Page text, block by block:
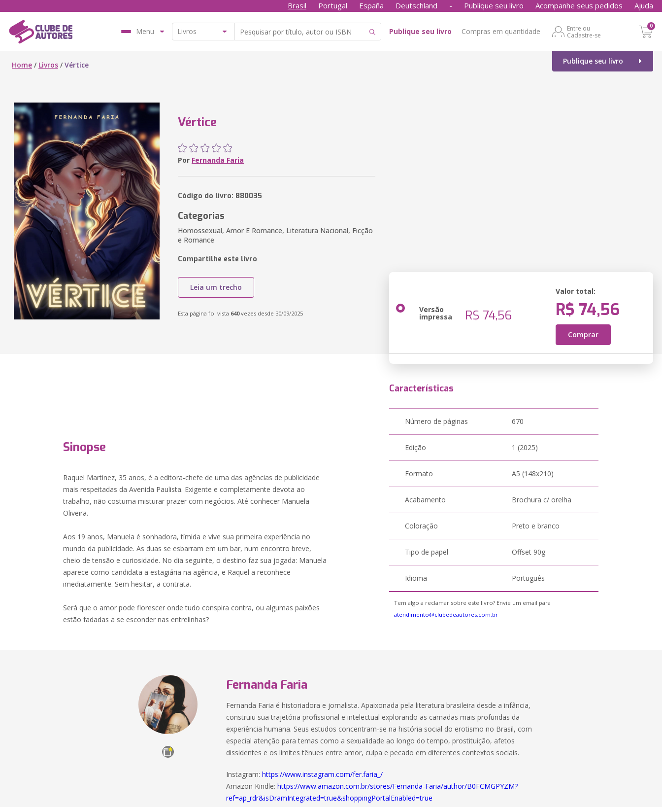
Brasil Portugal España Deutschland - Publique seu livro Acompanhe seus pedidos Ajuda
Menu Publique seu livro Compras em quantidade
Entre ou
Cadastre-se
0
Publique seu livro
Home / Livros /Vértice
Vértice
Por Fernanda Faria
Código do livro: 880035
Categorias
Homossexual, Amor E Romance, Literatura Nacional, Ficção
e Romance
Compartilhe este livro
Leia um trecho
Esta página foi vista 640vezes desde 30/09/2025 Versão
impressa R$ 74,56
Valor total:
R$ 74,56
Comprar
Sinopse
Raquel Martinez, 35 anos, é a editora-chefe de uma das agências de publicidade
mais respeitadas da Avenida Paulista. Exigente e completamente devota ao
trabalho, não costuma misturar prazer com negócios. Até conhecer Manuela
Oliveira.
Aos 19 anos, Manuela é sonhadora, tímida e vive sua primeira experiência no
mundo da publicidade. As duas se esbarram em um bar, num encontro breve,
cheio de tensão e curiosidade. No dia seguinte, o destino faz sua jogada: Manuela
aparece como candidata a estagiária na agência, e Raquel a reconhece
imediatamente. Sem hesitar, a contrata.
Será que o amor pode florescer onde tudo conspira contra, ou algumas paixões
estão fadadas a se esconder nas entrelinhas?
Características
Número de páginas 670
Edição 1 (2025)
Formato A5 (148x210)
Acabamento Brochura c/ orelha
Coloração Preto e branco
Tipo de papel Offset 90g
Idioma Português
Tem algo a reclamar sobre este livro? Envie um email para
atendimento@clubedeautores.com.br
Fernanda Faria
Fernanda Faria é historiadora e jornalista. Apaixonada pela literatura brasileira desde a infância,
construiu sua trajetória profissional e intelectual explorando as camadas mais profundas da
experiência humana. Seus estudos concentram-se na história social do erotismo no Brasil, com
especial atenção para temas como a sexualidade ao longo do tempo, prostituição, afetos
dissidentes e os limites tênues entre amor, culpa e pecado em diferentes contextos sociais.
Instagram:https://www.instagram.com/fer.faria_/
Amazon Kindle:https://www.amazon.com.br/stores/Fernanda-Faria/author/B0FCMGPYZM?
ref=ap_rdr&isDramIntegrated=true&shoppingPortalEnabled=true